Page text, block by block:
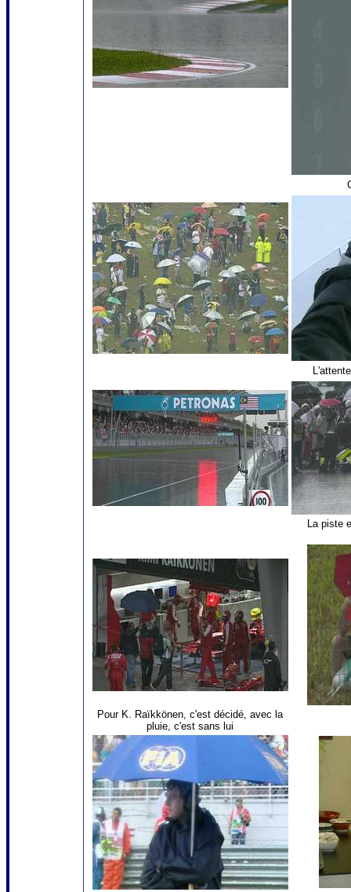
La piste
Pour K. Raïkkönen, c'est décidé, avec la
pluie, c'est sans lui